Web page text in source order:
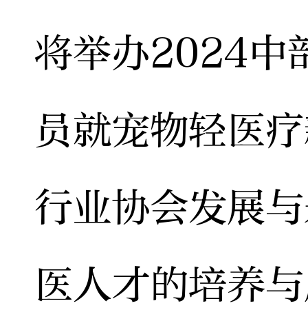
将举办2024中
员就宠物轻医
行业协会发展
医人才的培养